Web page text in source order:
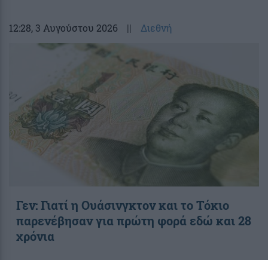
12:28, 3 Αυγούστου 2026 || Διεθνή
Γεν: Γιατί η Ουάσινγκτον και το Τόκιο
παρενέβησαν για πρώτη φορά εδώ και 28
χρόνια